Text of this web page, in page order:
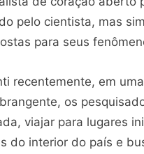
pelo cientista, mas
para seus
recentemente, em
os
viajar para lugares
do interior do país e